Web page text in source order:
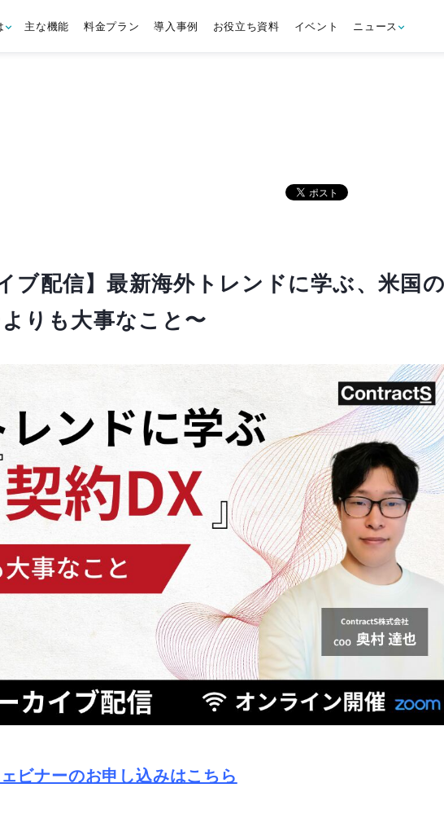
主な機能 料金プラン 導入事例 お役立ち資料 イベント ニュース
ブ配信】最新海外トレンドに学ぶ、米国
りも大事なこと〜
ビナーのお申し込みはこちら